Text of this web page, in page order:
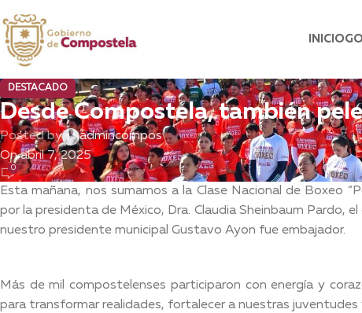
INICIO
DESTACADO
Desde Compostela, también
Posted by
admincompos
On abril 7, 2025
0
Esta mañana, nos sumamos a la Clase Nacional de Boxeo
por la presidenta de México, Dra. Claudia Sheinbaum Pardo,
nuestro presidente municipal Gustavo Ayon fue embajador.
Más de mil compostelenses participaron con energía y
para transformar realidades, fortalecer a nuestras